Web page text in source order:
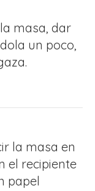
masa, dar
un poco,
la masa en
el recipiente
papel